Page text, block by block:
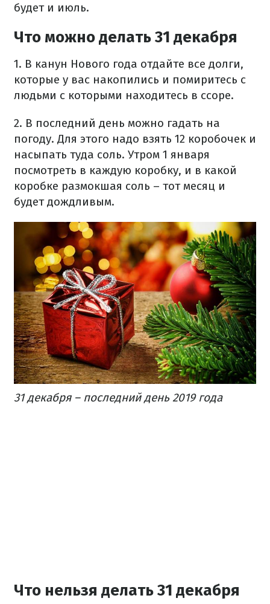
будет и июль.
Что можно делать 31 декабря
1. В канун Нового года отдайте все долги,
которые у вас накопились и помиритесь с
людьми с которыми находитесь в ссоре.
2. В последний день можно гадать на
погоду. Для этого надо взять 12 коробочек и
насыпать туда соль. Утром 1 января
посмотреть в каждую коробку, и в какой
коробке размокшая соль – тот месяц и
будет дождливым.
31 декабря – последний день 2019 года
Что нельзя делать 31 декабря